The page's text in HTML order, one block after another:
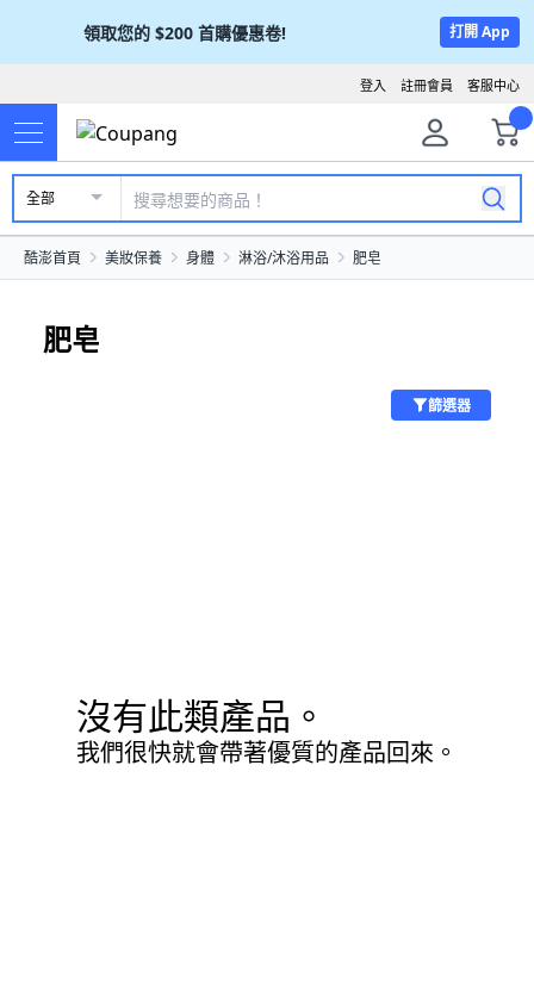
領取您的 $200 首購優惠卷! 打開 App
客服中心
註冊會員
登入
全部
酷澎首頁 美妝保養 身體 淋浴/沐浴用品 肥皂
肥皂
篩選器
沒有此類產品。
我們很快就會帶著優質的產品回來。